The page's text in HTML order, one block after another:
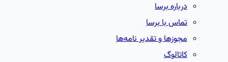
درباره برسا
تماس با برسا
مجوزها و تقدیر نامه‌ها
کاتالوگ